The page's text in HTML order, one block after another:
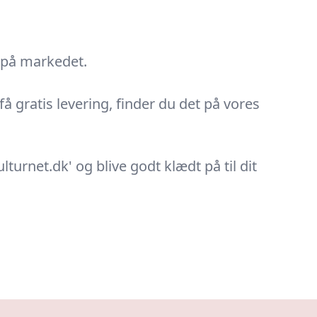
markedet.
gratis levering, finder du det på vores
og blive godt klædt på til dit